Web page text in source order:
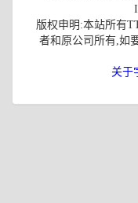
版权申明:本站所有
者和原公司所有,如
关于